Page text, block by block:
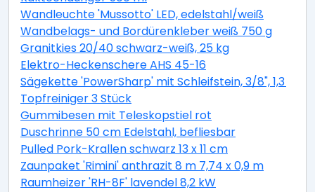
Wandleuchte 'Mussotto' LED, edelstahl/weiß
Wandbelags- und Bordürenkleber weiß 750 g
Granitkies 20/40 schwarz-weiß, 25 kg
Elektro-Heckenschere AHS 45-16
Sägekette 'PowerSharp' mit Schleifstein, 3/8", 1,3
Topfreiniger 3 Stück
Gummibesen mit Teleskopstiel rot
Duschrinne 50 cm Edelstahl, befliesbar
Pulled Pork-Krallen schwarz 13 x 11 cm
Zaunpaket 'Rimini' anthrazit 8 m 7,74 x 0,9 m
Raumheizer 'RH-8F' lavendel 8,2 kW